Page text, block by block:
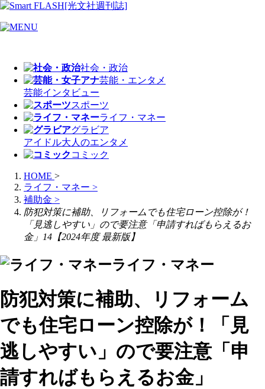
社会・政治
芸能・エンタメ
芸能インタビュー
スポーツ
ライフ・マネー
グラビア
アイドル大人のエンタメ
コミック
HOME >
ライフ・マネー >
補助金 >
防犯対策に補助、リフォームでも住宅ローン控除が！
「見逃しやすい」ので要注意「申請すればもらえるお
金」14【2024年度 最新版】
ライフ・マネー
防犯対策に補助、リフォーム
でも住宅ローン控除が！「見
逃しやすい」ので要注意「申
請すればもらえるお金」